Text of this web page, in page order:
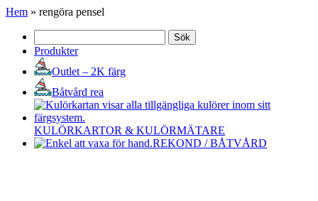
Hem » rengöra pensel
efter:
Produkter
Outlet – 2K färg
Båtvård rea
KULÖRKARTOR & KULÖRMÄTARE
REKOND / BÅTVÅRD